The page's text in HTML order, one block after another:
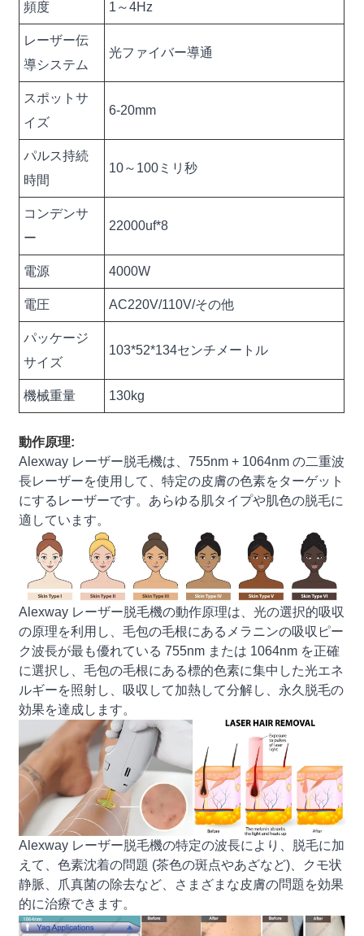
頻度 1～4Hz
レーザー伝
導システム
光ファイバー導通
スポットサ
イズ
6-20mm
パルス持続
時間
10～100ミリ秒
コンデンサ
ー
22000uf*8
電源 4000W
電圧 AC220V/110V/その他
パッケージ
サイズ
103*52*134センチメートル
機械重量 130kg
動作原理:
Alexway レーザー脱毛機は、755nm + 1064nm の二重波
長レーザーを使用して、特定の皮膚の色素をターゲット
にするレーザーです。あらゆる肌タイプや肌色の脱毛に
適しています。
Alexway レーザー脱毛機の動作原理は、光の選択的吸収
の原理を利用し、毛包の毛根にあるメラニンの吸収ピー
ク波長が最も優れている 755nm または 1064nm を正確
に選択し、毛包の毛根にある標的色素に集中した光エネ
ルギーを照射し、吸収して加熱して分解し、永久脱毛の
効果を達成します。
Alexway レーザー脱毛機の特定の波長により、脱毛に加
えて、色素沈着の問題 (茶色の斑点やあざなど)、クモ状
静脈、爪真菌の除去など、さまざまな皮膚の問題を効果
的に治療できます。